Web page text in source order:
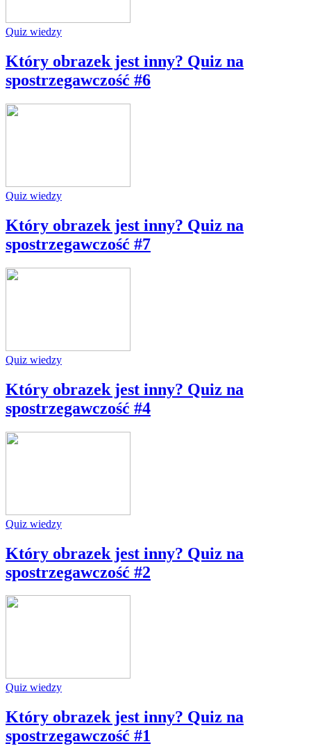
Quiz wiedzy
Który obrazek jest inny? Quiz na
spostrzegawczość #6
Quiz wiedzy
Który obrazek jest inny? Quiz na
spostrzegawczość #7
Quiz wiedzy
Który obrazek jest inny? Quiz na
spostrzegawczość #4
Quiz wiedzy
Który obrazek jest inny? Quiz na
spostrzegawczość #2
Quiz wiedzy
Który obrazek jest inny? Quiz na
spostrzegawczość #1